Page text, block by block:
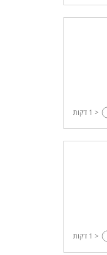
< 1 דקות
< 1 דקות